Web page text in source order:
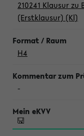
210241 Klausur
(Erstklausur) (Kl)
H4
-